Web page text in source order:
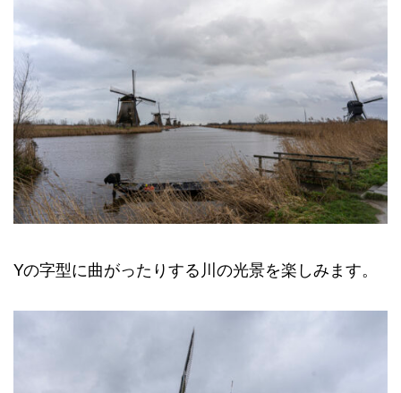
Yの字型に曲がったりする川の光景を楽しみます。